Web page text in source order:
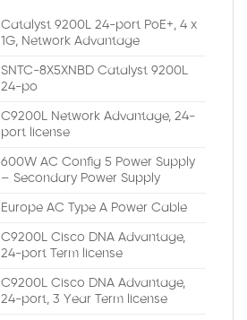
Catalyst 9200L 24-port PoE+, 4 x
1G, Network Advantage
SNTC-8X5XNBD Catalyst 9200L
24-po
C9200L Network Advantage, 24-
port license
600W AC Config 5 Power Supply
– Secondary Power Supply
Europe AC Type A Power Cable
C9200L Cisco DNA Advantage,
24-port Term license
C9200L Cisco DNA Advantage,
24-port, 3 Year Term license